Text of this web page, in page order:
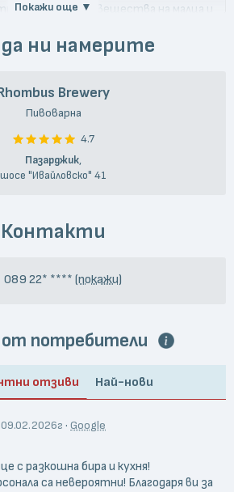
и полезните вещества на малца и
Покажи още ▼
ни намерите
Brewery
Пивоварна
4.7
Пазарджик,
шосе "Ивайловско" 41
Контакти
089 22* **** (покажи)
потребители
отзиви Най-нови
09.02.2026г · Google
с разкошна бира и кухня!
са невероятни! Благодаря ви за